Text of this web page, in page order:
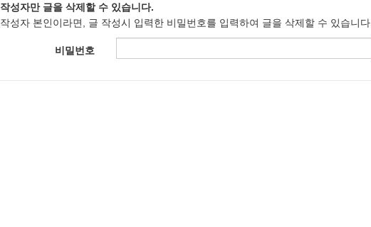
작성자만 글을 삭제할 수 있습니다.
작성자 본인이라면, 글 작성시 입력한 비밀번호를 입력하여 글을 삭제할 수 있습니다.
비밀번호